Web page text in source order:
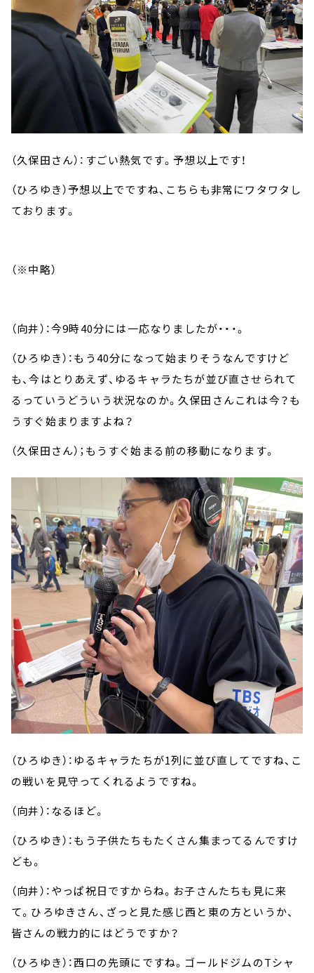
（久保田さん）：すごい熱気です。予想以上です！
（ひろゆき）予想以上でですね、こちらも非常にワタワタし
ております。
（※中略）
（向井）：今9時40分には一応なりましたが・・・。
（ひろゆき）：もう40分になって始まりそうなんですけど
も、今はとりあえず、ゆるキャラたちが並び直させられて
るっていうどういう状況なのか。久保田さんこれは今？も
うすぐ始まりますよね？
（久保田さん）；もうすぐ始まる前の移動になります。
（ひろゆき）：ゆるキャラたちが1列に並び直してですね、こ
の戦いを見守ってくれるようですね。
（向井）：なるほど。
（ひろゆき）：もう子供たちもたくさん集まってるんですけ
ども。
（向井）：やっぱ祝日ですからね。お子さんたちも見に来
て。ひろゆきさん、ざっと見た感じ西と東の方というか、
皆さんの戦力的にはどうですか？
（ひろゆき）：西口の先頭にですね。ゴールドジムのTシャ